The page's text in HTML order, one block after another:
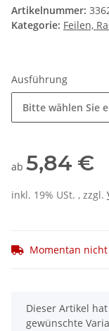
Artikelnummer:
Kategorie: Feilen,
Ausführung
Bitte wählen Sie
ab 5,84 €
inkl. 19% USt. , zzgl.
Momentan
x
Dieser Artikel
gewünschte